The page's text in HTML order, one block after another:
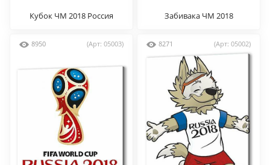
Кубок ЧМ 2018 Россия Забивака ЧМ 2018
8950 (Арт: 05003) 8271 (Арт: 05002)